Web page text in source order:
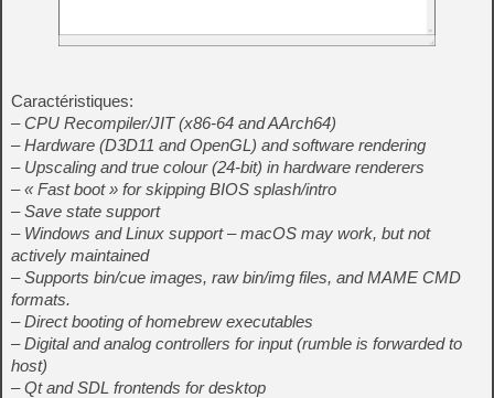
Caractéristiques:
– CPU Recompiler/JIT (x86-64 and AArch64)
– Hardware (D3D11 and OpenGL) and software rendering
– Upscaling and true colour (24-bit) in hardware renderers
– « Fast boot » for skipping BIOS splash/intro
– Save state support
– Windows and Linux support – macOS may work, but not
actively maintained
– Supports bin/cue images, raw bin/img files, and MAME CMD
formats.
– Direct booting of homebrew executables
– Digital and analog controllers for input (rumble is forwarded to
host)
– Qt and SDL frontends for desktop